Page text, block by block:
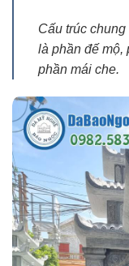
Cấu trúc
là phần đế mộ,
phần mái che.